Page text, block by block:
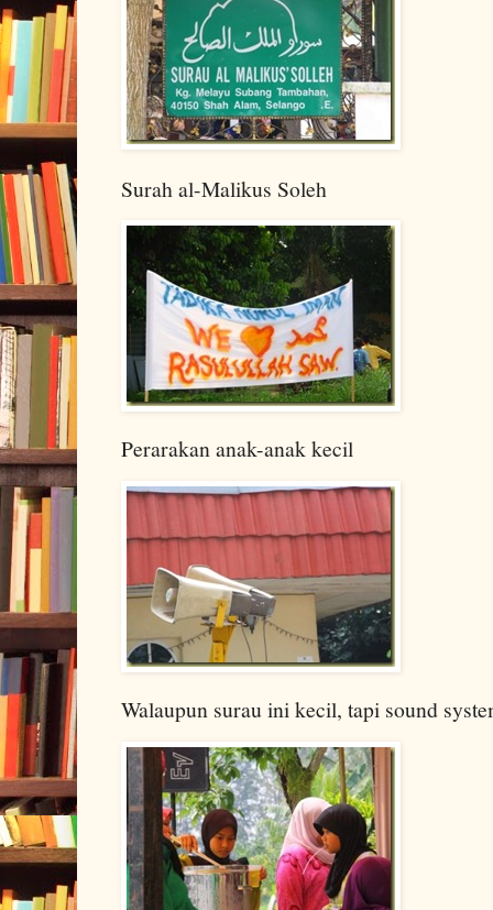
Surah al-Malikus Soleh
Perarakan anak-anak kecil
Walaupun surau ini kecil, tapi sound